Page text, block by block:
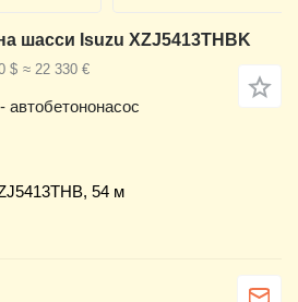
шасси Isuzu XZJ5413THBK
$ ≈ 22 330 €
автобетононасос
54 м